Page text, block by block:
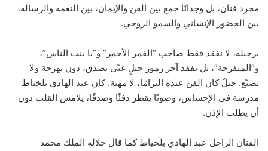
مجرد فنان، بل وجدانًا جمع بين الفن والإيمان، بين النغمة والرسالة،
بين الحضور الإنساني والسمو الروحي.
برحيله، لا نفقد فقط صاحب “القمر الأحمر” و”يا بنت الناس”،
و”المنفرجة”، بل نفقد آخر رموز جيلٍ غنّى بصدق، دون بهرجة ولا
تصنّع. جيلٌ كان الفن عنده التزامًا، لا مهنة. كان عبد الهادي بلخياط
مدرسة في الإحساس، وصوتًا يقطر دفئًا وصدقًا، يلامس القلب دون
أن يطلب الإذن.
الفنان الراحل عبد الهادي بلخياط كما قال جلالة الملك محمد